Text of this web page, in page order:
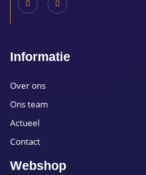
Informatie
Over ons
Ons team
Actueel
Contact
Webshop